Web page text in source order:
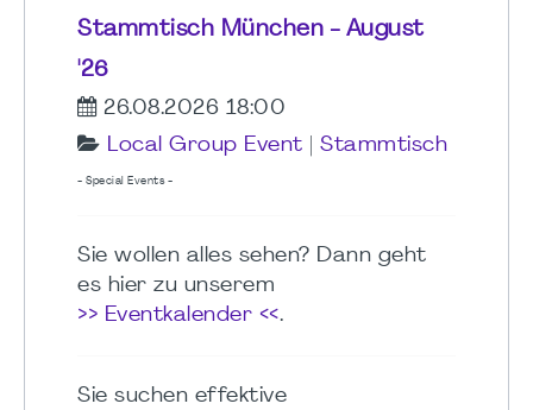
Stammtisch München - August
'26
26.08.2026 18:00
Local Group Event
Stammtisch
- Special Events -
Sie wollen alles sehen? Dann geht
es hier zu unserem
>> Eventkalender <<.
Sie suchen effektive